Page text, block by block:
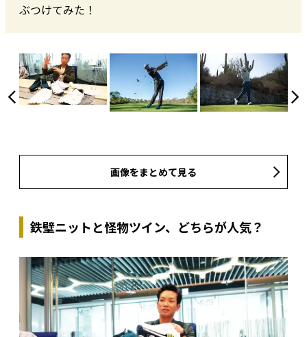
ぶつけてみた！
画像をまとめて見る
鉄壁ニットと怪物ツイン、どちらが人気？